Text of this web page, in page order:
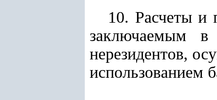
10. Расчеты и
заключаемым в
нерезидентов,
использованием